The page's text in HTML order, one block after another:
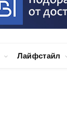
Лайфстайл